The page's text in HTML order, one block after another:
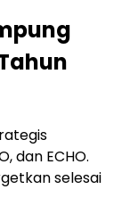
dan ECHO.
selesai